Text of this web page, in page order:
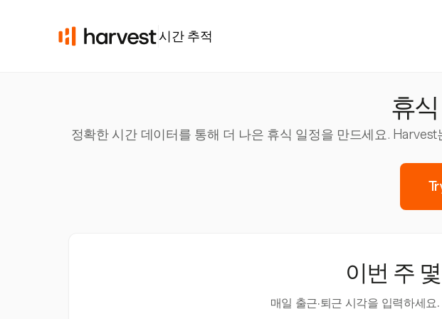
시간 추적
휴
정확한 시간 데이터를 통해 더 나은 휴식 일정을 만드세요.
이번 주
매일 출근·퇴근 시각을 입력하세